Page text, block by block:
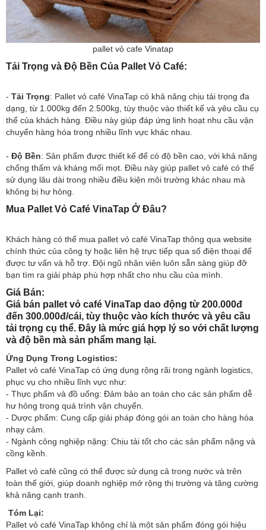
pallet vỏ cafe Vinatap
Tải Trọng và Độ Bền Của Pallet Vỏ Café:
- Tải Trọng: Pallet vỏ café VinaTap có khả năng chịu tải trọng đa
dạng, từ 1.000kg đến 2.500kg, tùy thuộc vào thiết kế và yêu cầu cụ
thể của khách hàng. Điều này giúp đáp ứng linh hoạt nhu cầu vận
chuyển hàng hóa trong nhiều lĩnh vực khác nhau.
- Độ Bền: Sản phẩm được thiết kế để có độ bền cao, với khả năng
chống thấm và kháng mối mọt. Điều này giúp pallet vỏ café có thể
sử dụng lâu dài trong nhiều điều kiện môi trường khác nhau mà
không bị hư hỏng.
Mua Pallet Vỏ Café VinaTap Ở Đâu?
Khách hàng có thể mua pallet vỏ café VinaTap thông qua website
chính thức của công ty hoặc liên hệ trực tiếp qua số điện thoại để
được tư vấn và hỗ trợ. Đội ngũ nhân viên luôn sẵn sàng giúp đỡ
bạn tìm ra giải pháp phù hợp nhất cho nhu cầu của mình.
Giá Bán:
Giá bán pallet vỏ café VinaTap dao động từ 200.000đ
đến 300.000đ/cái, tùy thuộc vào kích thước và yêu cầu
tải trọng cụ thể. Đây là mức giá hợp lý so với chất lượng
và độ bền mà sản phẩm mang lại.
Ứng Dụng Trong Logistics:
Pallet vỏ café VinaTap có ứng dụng rộng rãi trong ngành logistics,
phục vụ cho nhiều lĩnh vực như:
- Thực phẩm và đồ uống: Đảm bảo an toàn cho các sản phẩm dễ
hư hỏng trong quá trình vận chuyển.
- Dược phẩm: Cung cấp giải pháp đóng gói an toàn cho hàng hóa
nhạy cảm.
- Ngành công nghiệp nặng: Chịu tải tốt cho các sản phẩm nặng và
cồng kềnh.
Pallet vỏ café cũng có thể được sử dụng cả trong nước và trên
toàn thế giới, giúp doanh nghiệp mở rộng thị trường và tăng cường
khả năng cạnh tranh.
Tóm Lại:
Pallet vỏ café VinaTap không chỉ là một sản phẩm đóng gói hiệu